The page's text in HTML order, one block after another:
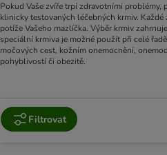
Pokud Vaše zvíře trpí zdravotními problémy,
klinicky testovaných léčebných krmiv.
potíže Vašeho mazlíčka. Výběr krmiv
speciální krmiva je možné použít při celé
močových cest, kožním onemocnění,
pohyblivostí či obezitě.
Filtrovat